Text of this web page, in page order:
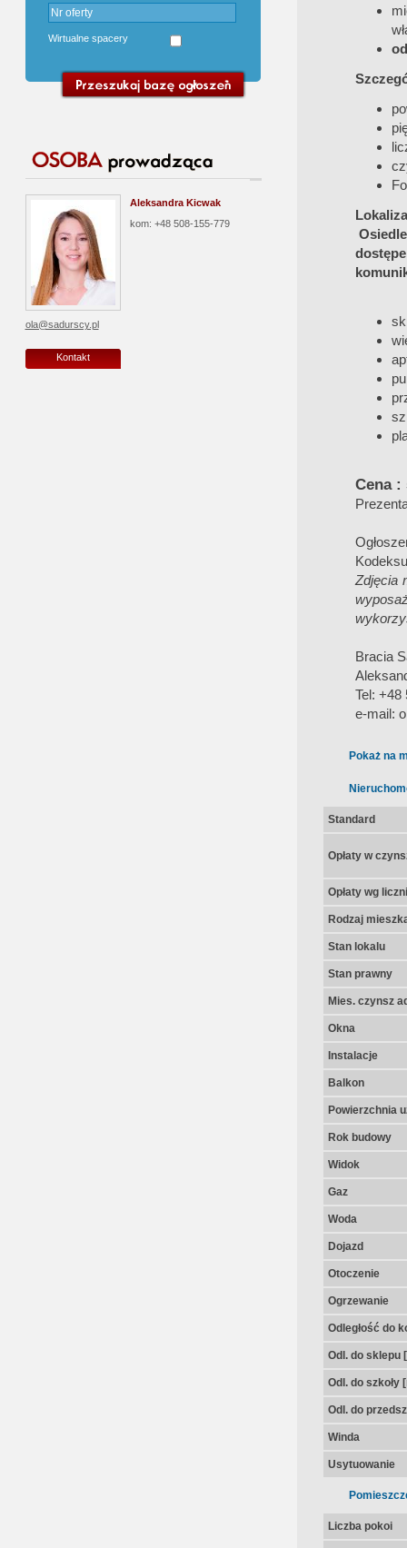
Wirtualne spacery
Aleksandra Kicwak
kom: +48 508-155-779
ola@sadurscy.pl
Kontakt
Cena :
Zdjęcia
Bracia
Tel: +48
e-mail:
Pokaż na
Standard
Opłaty w
Opłaty wg
Rodzaj
Stan lokalu
Stan prawny
Mies. czynsz
Okna
Instalacje
Balkon
Powierzchnia
Rok budowy
Widok
Gaz
Woda
Dojazd
Otoczenie
Ogrzewanie
Odległość do
Odl. do sklepu
Odl. do szkoły
Odl. do
Winda
Usytuowanie
Liczba pokoi